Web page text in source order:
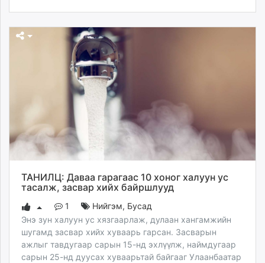
ТАНИЛЦ: Даваа гарагаас 10 хоног халуун ус
тасалж, засвар хийх байршлууд
1 Нийгэм, Бусад
Энэ зун халуун ус хязгаарлаж, дулаан хангамжийн
шугамд засвар хийх хуваарь гарсан. Засварын
ажлыг тавдугаар сарын 15-нд эхлүүлж, наймдугаар
сарын 25-нд дуусах хуваарьтай байгааг Улаанбаатар